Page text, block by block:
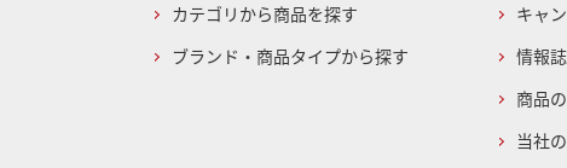
カテゴリから商品を探す
ブランド・商品タイプから探す
キャ
情報誌
商品
当社